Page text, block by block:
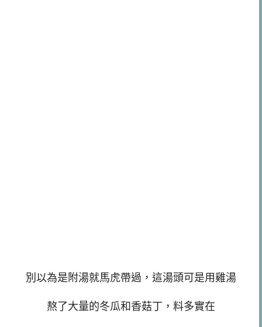
別以為是附湯就馬虎帶過，這湯頭可是用雞湯
熬了大量的冬瓜和香菇丁，料多實在